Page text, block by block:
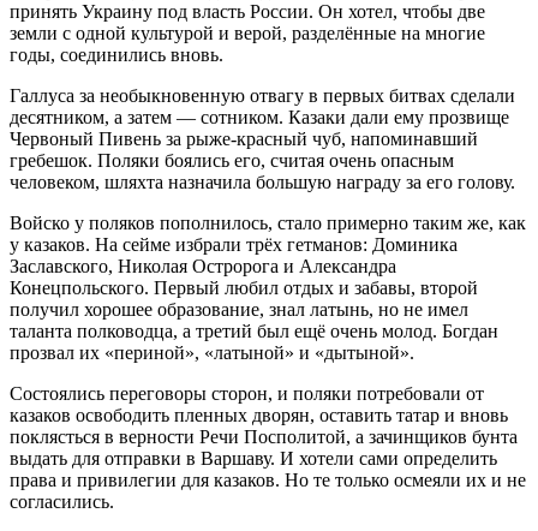
принять Украину под власть России. Он хотел, чтобы две
земли с одной культурой и верой, разделённые на многие
годы, соединились вновь.
Галлуса за необыкновенную отвагу в первых битвах сделали
десятником, а затем — сотником. Казаки дали ему прозвище
Червоный Пивень за рыже-красный чуб, напоминавший
гребешок. Поляки боялись его, считая очень опасным
человеком, шляхта назначила большую награду за его голову.
Войско у поляков пополнилось, стало примерно таким же, как
у казаков. На сейме избрали трёх гетманов: Доминика
Заславского, Николая Остророга и Александра
Конецпольского. Первый любил отдых и забавы, второй
получил хорошее образование, знал латынь, но не имел
таланта полководца, а третий был ещё очень молод. Богдан
прозвал их «периной», «латыной» и «дытыной».
Состоялись переговоры сторон, и поляки потребовали от
казаков освободить пленных дворян, оставить татар и вновь
поклясться в верности Речи Посполитой, а зачинщиков бунта
выдать для отправки в Варшаву. И хотели сами определить
права и привилегии для казаков. Но те только осмеяли их и не
согласились.